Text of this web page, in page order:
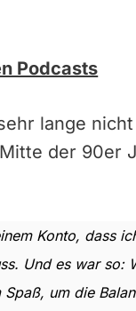
Podcasts
lange
der 90er
Konto, dass
Und es war
um die